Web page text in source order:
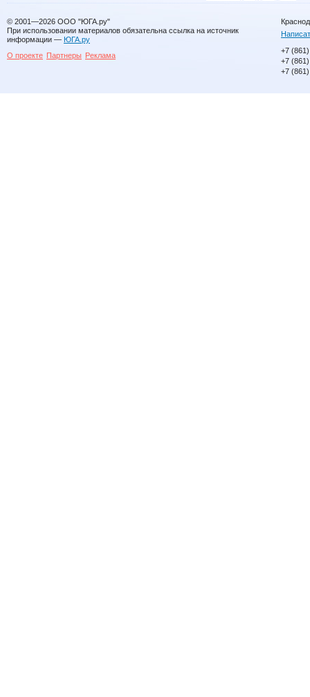
© 2001—2026 ООО "ЮГА.ру"
При использовании материалов обязательна ссылка на источник
информации — ЮГА.ру
О проекте Партнеры Реклама
+7
+7
+7